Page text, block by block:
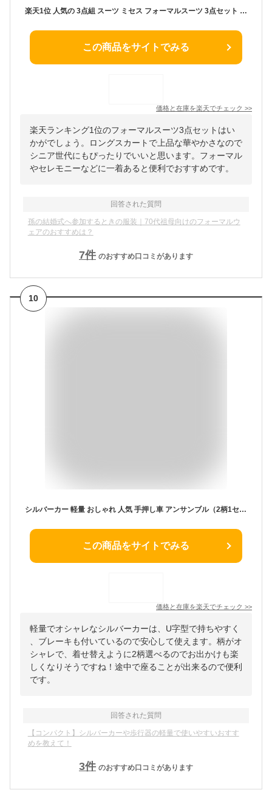
楽天1位 人気の 3点組 スーツ ミセス フォーマルスーツ 3点セット ロングスカート お宮参り 七五三 結婚式 顔合わせ 母親 披露宴 お呼ばれ パーティー 食事会 表彰式 発表会 卒業式 60代 70代 80代 レディース フォーマル セレモニー ママ 母 シニア 祖母 叔 服装 衣装 礼服
この商品をサイトでみる
価格と在庫を楽天でチェック >>
楽天ランキング1位のフォーマルスーツ3点セットはい
かがでしょう。ロングスカートで上品な華やかさなので
シニア世代にもぴったりでいいと思います。フォーマル
やセレモニーなどに一着あると便利でおすすめです。
回答された質問
孫の結婚式へ参加するときの服装｜70代祖母向けのフォーマルウ
ェアのおすすめは？
7件 のおすすめ口コミがあります
10
シルバーカー 軽量 おしゃれ 人気 手押し車 アンサンブル（2柄1セット） 介援隊 │ ショッピングカート シルバーカー 老人 着せ替え 介護用品 歩行器 歩行器 歩行補助 SGマーク バッグ ゼブラ クロコ調 折りたたみ 買い物カート 保冷バッグ 座れる 敬老の日 高齢者
この商品をサイトでみる
価格と在庫を楽天でチェック >>
軽量でオシャレなシルバーカーは、U字型で持ちやすく
、ブレーキも付いているので安心して使えます。柄がオ
シャレで、着せ替えように2柄選べるのでお出かけも楽
しくなりそうですね！途中で座ることが出来るので便利
です。
回答された質問
【コンパクト】シルバーカーや歩行器の軽量で使いやすいおすす
めを教えて！
3件 のおすすめ口コミがあります